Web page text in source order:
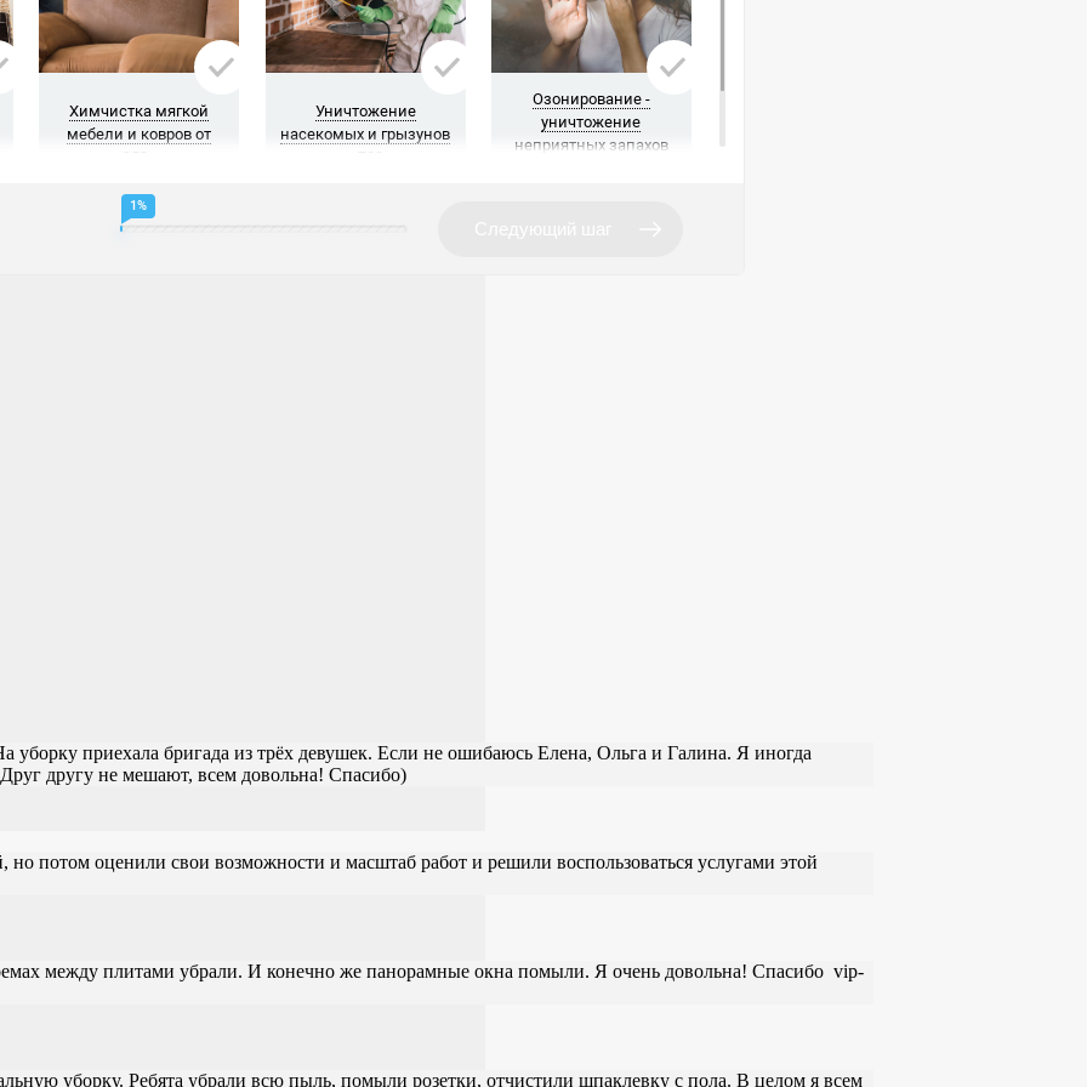
уборку приехала бригада из трёх девушек. Если не ошибаюсь Елена, Ольга и Галина. Я иногда
другу не мешают, всем довольна! Спасибо)
потом оценили свои возможности и масштаб работ и решили воспользоваться услугами этой
между плитами убрали. И конечно же панорамные окна помыли. Я очень довольна! Спасибо vip-
уборку. Ребята убрали всю пыль, помыли розетки, отчистили шпаклевку с пола. В целом я всем